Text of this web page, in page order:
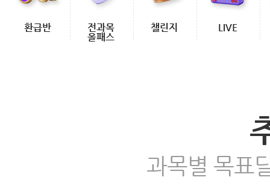
환급반
전과목
올패스
챌린지 LIVE
과목별 목표